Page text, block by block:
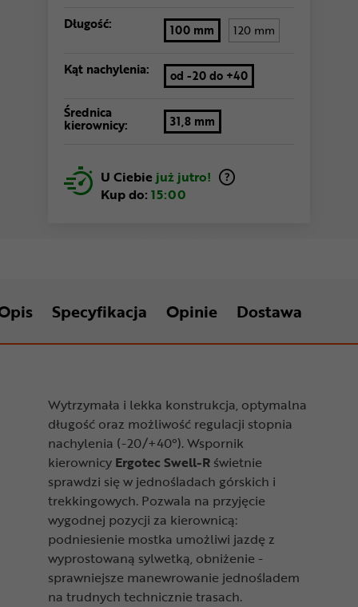
Długość: 100 mm 120 mm
Kąt nachylenia: od -20 do +40
Średnica
kierownicy: 31,8 mm
U Ciebie już jutro!
Kup do: 15:00
Specyfikacja Opinie Dostawa
Wytrzymała i lekka konstrukcja, optymalna
długość oraz możliwość regulacji stopnia
nachylenia (-20/+40°). Wspornik
kierownicy Ergotec Swell-R świetnie
sprawdzi się w jednośladach górskich i
trekkingowych. Pozwala na przyjęcie
wygodnej pozycji za kierownicą:
podniesienie mostka umożliwi jazdę z
wyprostowaną sylwetką, obniżenie -
sprawniejsze manewrowanie jednośladem
na trudnych technicznie trasach.